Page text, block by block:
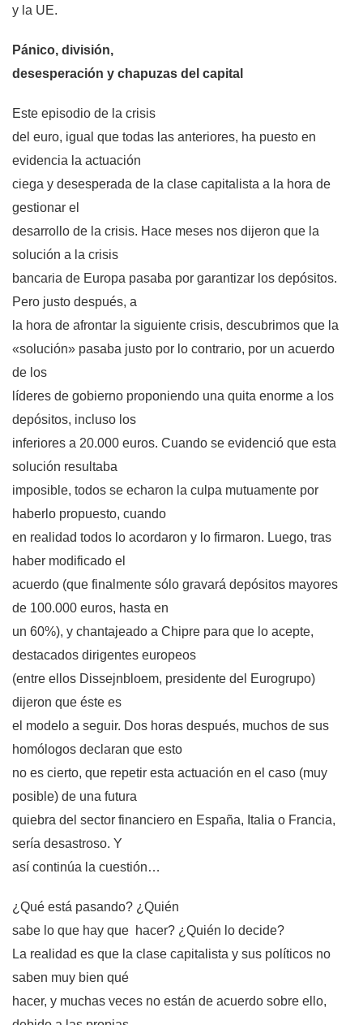
y la UE.
Pánico, división,
desesperación y chapuzas del capital
Este episodio de la crisis
del euro, igual que todas las anteriores, ha puesto en
evidencia la actuación
ciega y desesperada de la clase capitalista a la hora de
gestionar el
desarrollo de la crisis. Hace meses nos dijeron que la
solución a la crisis
bancaria de Europa pasaba por garantizar los depósitos.
Pero justo después, a
la hora de afrontar la siguiente crisis, descubrimos que la
«solución» pasaba justo por lo contrario, por un acuerdo
de los
líderes de gobierno proponiendo una quita enorme a los
depósitos, incluso los
inferiores a 20.000 euros. Cuando se evidenció que esta
solución resultaba
imposible, todos se echaron la culpa mutuamente por
haberlo propuesto, cuando
en realidad todos lo acordaron y lo firmaron. Luego, tras
haber modificado el
acuerdo (que finalmente sólo gravará depósitos mayores
de 100.000 euros, hasta en
un 60%), y chantajeado a Chipre para que lo acepte,
destacados dirigentes europeos
(entre ellos Dissejnbloem, presidente del Eurogrupo)
dijeron que éste es
el modelo a seguir. Dos horas después, muchos de sus
homólogos declaran que esto
no es cierto, que repetir esta actuación en el caso (muy
posible) de una futura
quiebra del sector financiero en España, Italia o Francia,
sería desastroso. Y
así continúa la cuestión…
¿Qué está pasando? ¿Quién
sabe lo que hay que hacer? ¿Quién lo decide?
La realidad es que la clase capitalista y sus políticos no
saben muy bien qué
hacer, y muchas veces no están de acuerdo sobre ello,